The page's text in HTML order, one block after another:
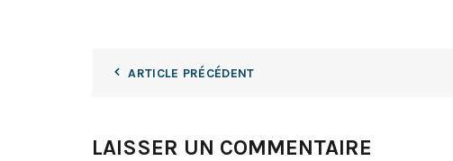
ARTICLE PRÉCÉDENT
LAISSER UN COMMENTAIRE